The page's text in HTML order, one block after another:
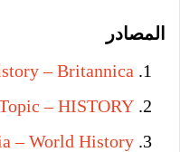
المصادر
– Britannica
– HISTORY
– World History